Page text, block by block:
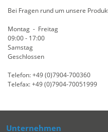
Bei Fragen rund um unsere
Montag - Freitag
09:00 - 17:00
Samstag
Geschlossen
Telefon: +49 (0)7904-700360
Telefax: +49 (0)7904-70051999
Unternehmen